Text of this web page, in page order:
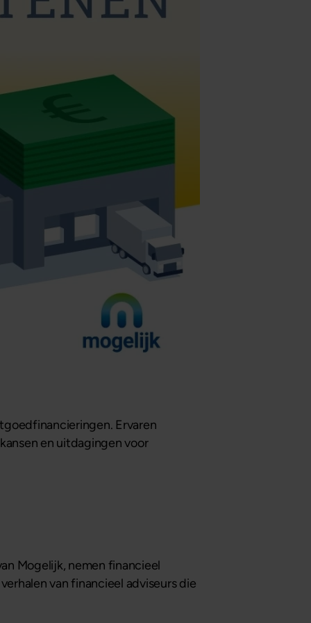
Ervaren
en uitdagingen voor
Mogelijk, nemen financieel
van financieel adviseurs die